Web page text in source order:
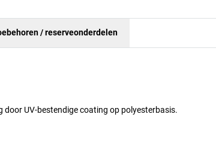
/ reserveonderdelen
UV-bestendige coating op polyesterbasis.